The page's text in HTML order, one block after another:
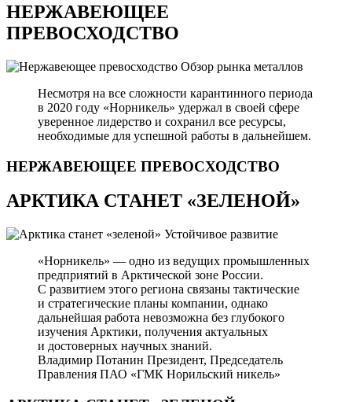
НЕРЖАВЕЮЩЕЕ
ПРЕВОСХОДСТВО
Обзор рынка металлов
Несмотря на все сложности карантинного периода
в 2020 году «Норникель» удержал в своей сфере
уверенное лидерство и сохранил все ресурсы,
необходимые для успешной работы в дальнейшем.
НЕРЖАВЕЮЩЕЕ ПРЕВОСХОДСТВО
АРКТИКА СТАНЕТ «ЗЕЛЕНОЙ»
Устойчивое развитие
«Норникель» — одно из ведущих промышленных
предприятий в Арктической зоне России.
С развитием этого региона связаны тактические
и стратегические планы компании, однако
дальнейшая работа невозможна без глубокого
изучения Арктики, получения актуальных
и достоверных научных знаний.
Владимир Потанин Президент, Председатель
Правления ПАО «ГМК Норильский никель»